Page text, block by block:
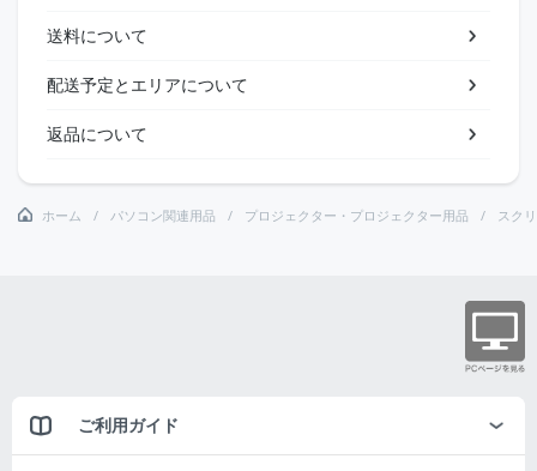
送料について
配送予定とエリアについて
返品について
ホーム パソコン関連用品 プロジェクター・プロジェクター用品 スク
ご利用ガイド